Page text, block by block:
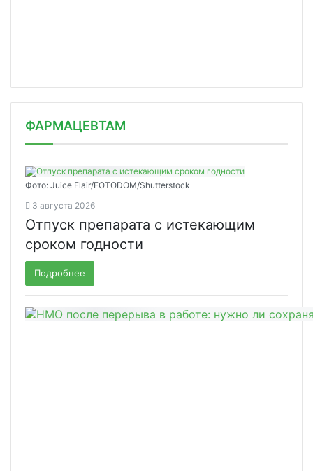
ФАРМАЦЕВТАМ
Фото: Juice Flair/FOTODOM/Shutterstoсk
3 августа 2026
Отпуск препарата с истекающим
сроком годности
Подробнее